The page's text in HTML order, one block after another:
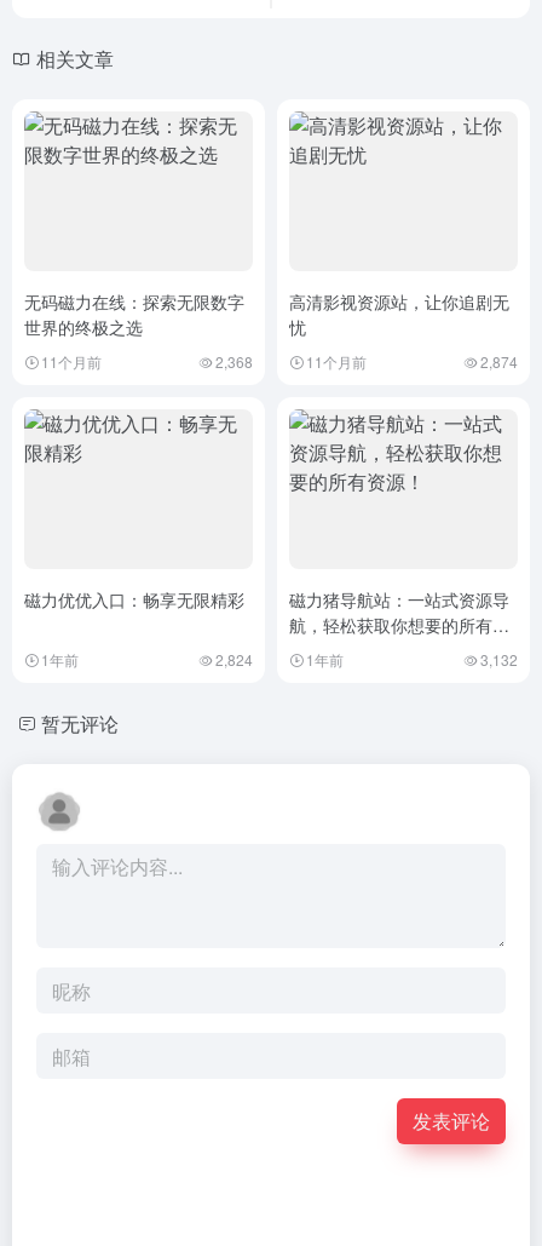
相关文章
无码磁力在线：探索无限数字
世界的终极之选
11个月前 2,368
高清影视资源站，让你追剧无
忧
11个月前 2,874
磁力优优入口：畅享无限精彩
1年前 2,824
磁力猪导航站：一站式资源导
航，轻松获取你想要的所有资
源！1年前 3,132
暂无评论
发表评论